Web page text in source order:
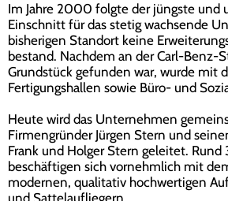
Im Jahre 2000 folgte der jüngste und
Einschnitt für das stetig wachsende
bisherigen Standort keine
bestand. Nachdem an der Carl-Benz-
Grundstück gefunden war, wurde mit
Fertigungshallen sowie Büro- und
Heute wird das Unternehmen
Firmengründer Jürgen Stern und
Frank und Holger Stern geleitet.
beschäftigen sich vornehmlich mit
modernen, qualitativ hochwertigen
und Sattelaufliegern.